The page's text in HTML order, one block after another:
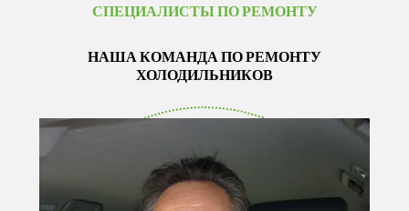
СПЕЦИАЛИСТЫ ПО РЕМОНТУ
НАША КОМАНДА ПО РЕМОНТУ
ХОЛОДИЛЬНИКОВ